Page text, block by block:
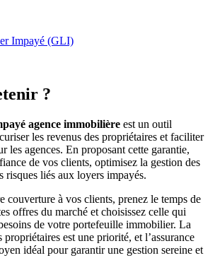
Impayé (GLI)
?
agence immobilière est un outil
les revenus des propriétaires et faciliter
les agences. En proposant cette garantie,
de vos clients, optimisez la gestion des
risques liés aux loyers impayés.
couverture à vos clients, prenez le temps de
offres du marché et choisissez celle qui
de votre portefeuille immobilier. La
est une priorité, et l’assurance
idéal pour garantir une gestion sereine et